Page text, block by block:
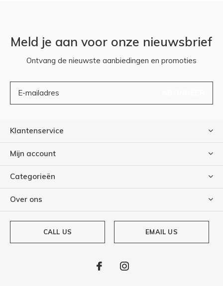
Meld je aan voor onze nieuwsbrief
Ontvang de nieuwste aanbiedingen en promoties
Klantenservice
Mijn account
Categorieën
Over ons
CALL US EMAIL US